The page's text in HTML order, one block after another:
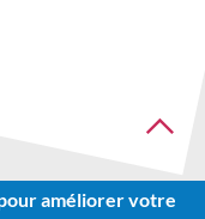
améliorer votre